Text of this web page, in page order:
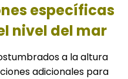
específicas
nivel del mar
a la altura
adicionales para